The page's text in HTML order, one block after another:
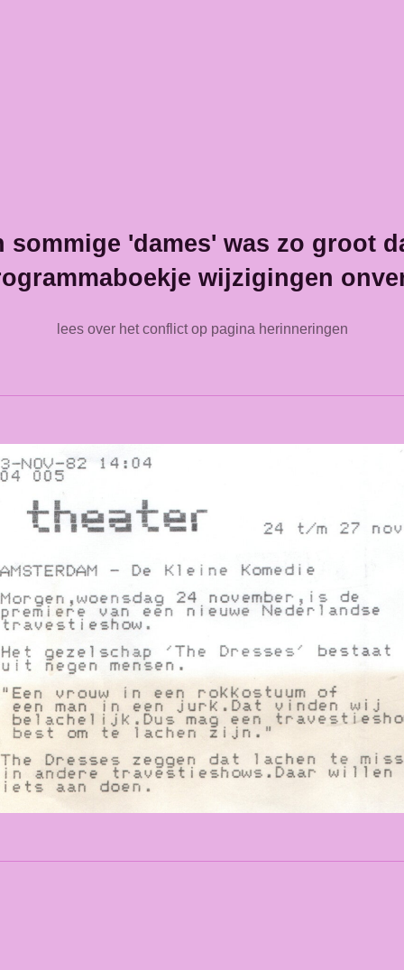
sommige 'dames' was zo groot
wijzigingen
lees over het conflict op pagina herinneringen